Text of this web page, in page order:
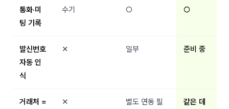
통화·미
팅 기록
수기 ○ ○
발신번호
자동 인
식
✕ 일부 준비 중
거래처 = ✕ 별도 연동 필 같은 데